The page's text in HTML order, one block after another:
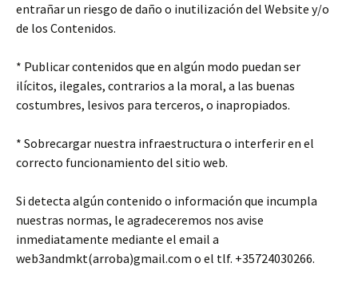
entrañar un riesgo de daño o inutilización del Website y/o
de los Contenidos.
* Publicar contenidos que en algún modo puedan ser
ilícitos, ilegales, contrarios a la moral, a las buenas
costumbres, lesivos para terceros, o inapropiados.
* Sobrecargar nuestra infraestructura o interferir en el
correcto funcionamiento del sitio web.
Si detecta algún contenido o información que incumpla
nuestras normas, le agradeceremos nos avise
inmediatamente mediante el email a
web3andmkt(arroba)gmail.com o el tlf. +35724030266.